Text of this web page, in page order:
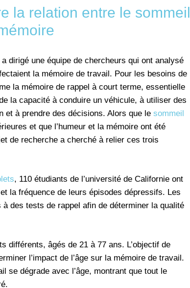
la relation entre le sommeil
dirigé une équipe de chercheurs qui ont analysé
la mémoire de travail. Pour les besoins de
la mémoire de rappel à court terme, essentielle
la capacité à conduire un véhicule, à utiliser des
et à prendre des décisions. Alors que le sommeil
et que l’humeur et la mémoire ont été
de recherche a cherché à relier ces trois
, 110 étudiants de l’université de Californie ont
la fréquence de leurs épisodes dépressifs. Les
des tests de rappel afin de déterminer la qualité
différents, âgés de 21 à 77 ans. L’objectif de
l’impact de l’âge sur la mémoire de travail.
se dégrade avec l’âge, montrant que tout le